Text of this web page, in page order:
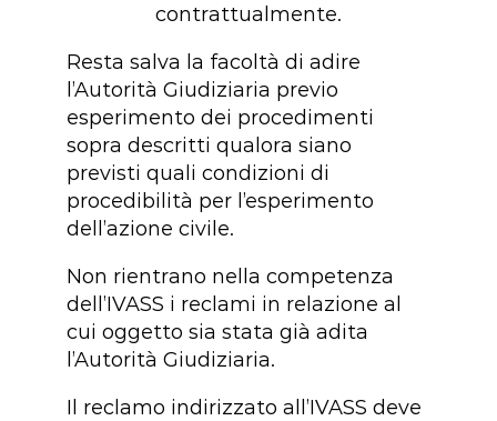
contrattualmente.
Resta salva la facoltà di adire
l’Autorità Giudiziaria previo
esperimento dei procedimenti
sopra descritti qualora siano
previsti quali condizioni di
procedibilità per l’esperimento
dell’azione civile.
Non rientrano nella competenza
dell’IVASS i reclami in relazione al
cui oggetto sia stata già adita
l’Autorità Giudiziaria.
Il reclamo indirizzato all’IVASS deve